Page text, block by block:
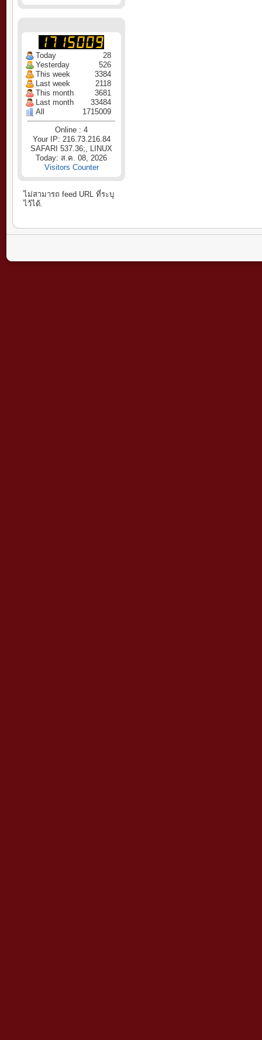
Today
28
Yesterday
526
This week
3384
Last week
2118
This month
3681
Last month
33484
All
1715009
Online : 4
Your IP: 216.73.216.84
SAFARI 537.36;, LINUX
Today: ส.ค. 08, 2026
Visitors Counter
ไม่สามารถ feed URL ที่ระบุ
ไว้ได้.